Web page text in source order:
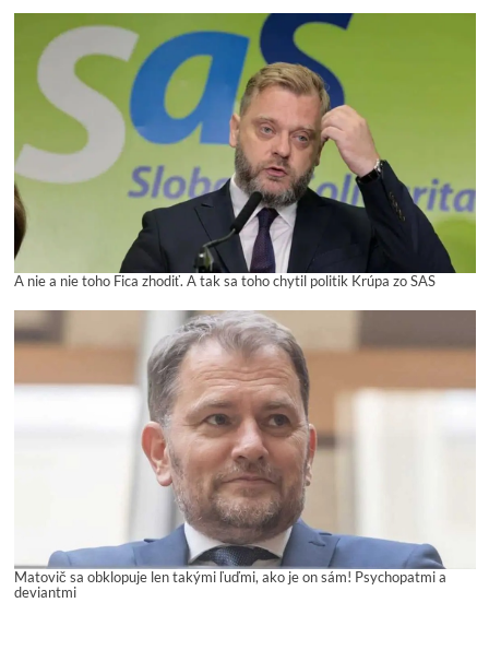
A nie a nie toho Fica zhodiť. A tak sa toho chytil politik Krúpa zo SAS
Matovič sa obklopuje len takými ľuďmi, ako je on sám! Psychopatmi a
deviantmi